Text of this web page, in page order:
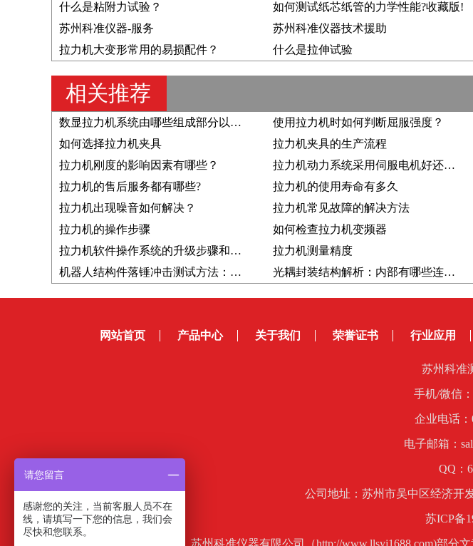
什么是粘附力试验？
如何测试纸芯纸管的力学性能?收藏版!
苏州科准仪器-服务
苏州科准仪器技术援助
拉力机大变形常用的易损配件？
什么是拉伸试验
相关推荐
数显拉力机系统由哪些组成部分以及结构原理是？ 使用拉力机时如何判断屈服强度？
如何选择拉力机夹具
拉力机夹具的生产流程
拉力机刚度的影响因素有哪些？
拉力机动力系统采用伺服电机好还是步进电机好？
拉力机的售后服务都有哪些?
拉力机的使用寿命有多久
拉力机出现噪音如何解决？
拉力机常见故障的解决方法
拉力机的操作步骤
如何检查拉力机变频器
拉力机软件操作系统的升级步骤和注意事项
拉力机测量精度
机器人结构件落锤冲击测试方法：锻造零件抗冲击性能如何评价？
光耦封装结构解析：内部有哪些连接？为什么需要推拉力测试仪验证？
网站首页 产品中心 关于我们 荣誉证书 行业应用
苏州科准
手机/微信
企业电话：
电子邮箱：
QQ：
公司地址：苏州市吴中区经济开
苏ICP备
苏州科准仪器有限公司（http://www.llsyj1688.com)部分
请您留言
感谢您的关注，当前客服人员不在
线，请填写一下您的信息，我们会
尽快和您联系。